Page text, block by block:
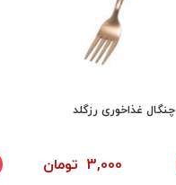
چنگال غذاخوری رزگلد
3,000 تومان